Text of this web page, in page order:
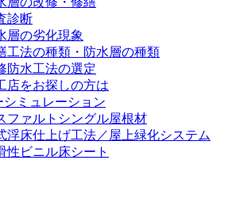
診断
層の劣化現象
工法の種類・防水層の種類
防水工法の選定
店をお探しの方は
シミュレーション
ファルトシングル屋根材
浮床仕上げ工法／屋上緑化システム
性ビニル床シート